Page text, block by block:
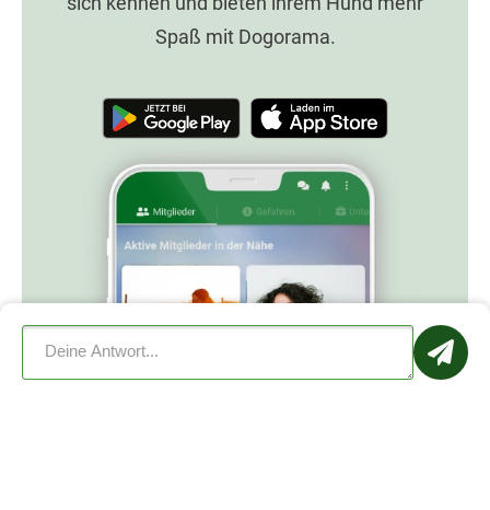
Spaß mit Dogorama.